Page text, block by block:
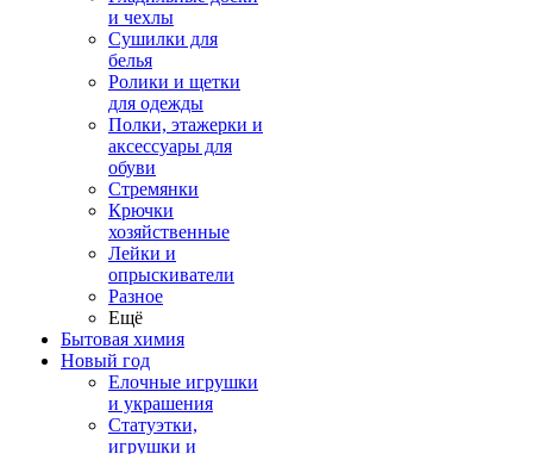
и чехлы
Сушилки для
белья
Ролики и щетки
для одежды
Полки, этажерки и
аксессуары для
обуви
Стремянки
Крючки
хозяйственные
Лейки и
опрыскиватели
Разное
Ещё
Бытовая химия
Новый год
Елочные игрушки
и украшения
Статуэтки,
игрушки и